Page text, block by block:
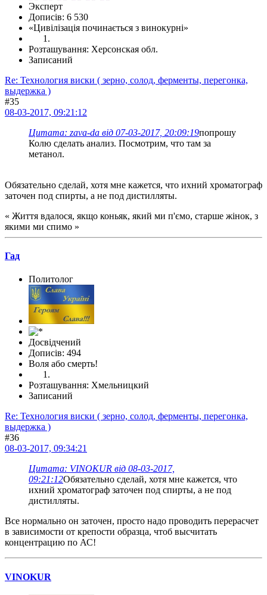
Эксперт
Дописів: 6 530
«Цивілізація починається з винокурні»
Розташування: Херсонская обл.
Записаний
Re: Технология виски ( зерно, солод, ферменты, перегонка,
выдержка )
#35
08-03-2017, 09:21:12
Цитата: zava-da від 07-03-2017, 20:09:19попрошу
Колю сделать анализ. Посмотрим, что там за
метанол.
Обязательно сделай, хотя мне кажется, что ихний хроматограф
заточен под спирты, а не под дистилляты.
« Життя вдалося, якщо коньяк, який ми п'ємо, старше жінок, з
якими ми спимо »
Гад
Политолог
Досвідчений
Дописів: 494
Воля або смерть!
Розташування: Хмельницкий
Записаний
Re: Технология виски ( зерно, солод, ферменты, перегонка,
выдержка )
#36
08-03-2017, 09:34:21
Цитата: VINOKUR від 08-03-2017,
09:21:12Обязательно сделай, хотя мне кажется, что
ихний хроматограф заточен под спирты, а не под
дистилляты.
Все нормально он заточен, просто надо проводить перерасчет
в зависимости от крепости образца, чтоб высчитать
концентрацию по АС!
VINOKUR